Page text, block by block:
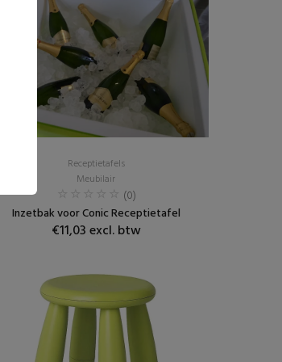
Receptietafels
Meubilair
(0)
Inzetbak voor Conic Receptietafel
€11,03 excl. btw